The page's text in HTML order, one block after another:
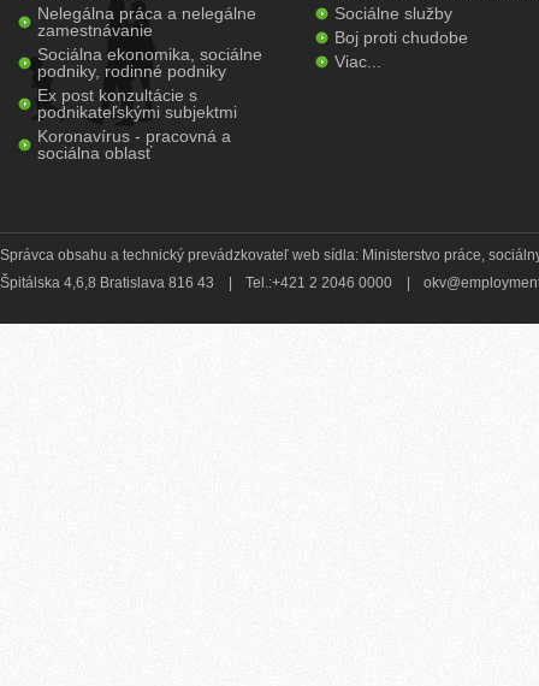
Nelegálna práca a nelegálne
zamestnávanie
Sociálna ekonomika, sociálne
podniky, rodinné podniky
Ex post konzultácie s
podnikateľskými subjektmi
Koronavírus - pracovná a
sociálna oblasť
Sociálne služby
Boj proti chudobe
Viac...
Správca obsahu a technický prevádzkovateľ web sídla: Ministerstvo práce,
Špitálska 4,6,8 Bratislava 816 43
Tel.:+421 2 2046 0000